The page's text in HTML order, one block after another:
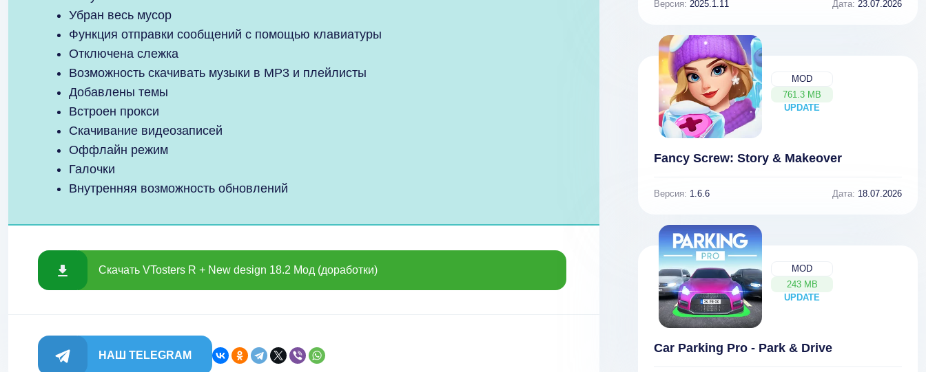
Убран весь мусор
Функция отправки сообщений с помощью клавиатуры
Отключена слежка
Возможность скачивать музыки в MP3 и плейлисты
Добавлены темы
Встроен прокси
Скачивание видеозаписей
Оффлайн режим
Галочки
Внутренняя возможность обновлений
Скачать VTosters R + New design 18.2 Мод (доработки)
НАШ TELEGRAM
Версия: 2025.1.11 Дата: 23.07.2026
MOD
761.3 MB
UPDATE
NEW
Fancy Screw: Story & Makeover
Версия: 1.6.6 Дата: 18.07.2026
MOD
243 MB
UPDATE
NEW
Car Parking Pro - Park & Drive